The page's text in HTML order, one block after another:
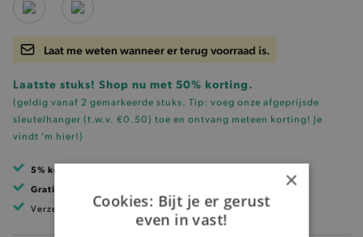
Laat me weten wanneer er terug voorraad is.
Laatste stuks! Shop nu met 50% korting.
(geldig vanaf 2 gemarkeerde stuks. Tip: voeg onze afgeprijsde
sleutelhanger (t.w.v. €0.50) toe en ontvang meteen korting! Je
vindt 'm hier!)
5% korting
Gratis verzending
Verzending binnen 1 à 2 werkdagen
×
Cookies: Bijt je er gerust
even in vast!